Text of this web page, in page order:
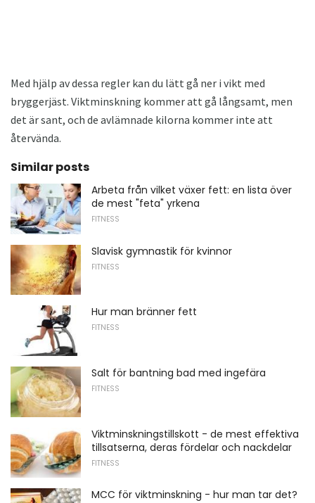
Med hjälp av dessa regler kan du lätt gå ner i vikt med
bryggerjäst. Viktminskning kommer att gå långsamt, men
det är sant, och de avlämnade kilorna kommer inte att
återvända.
Similar posts
Arbeta från vilket växer fett: en lista över
de mest "feta" yrkena
FITNESS
Slavisk gymnastik för kvinnor
FITNESS
Hur man bränner fett
FITNESS
Salt för bantning bad med ingefära
FITNESS
Viktminskningstillskott - de mest effektiva
tillsatserna, deras fördelar och nackdelar
FITNESS
MCC för viktminskning - hur man tar det?